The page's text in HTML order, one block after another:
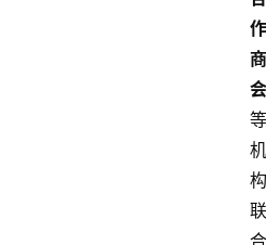
作
商
会
等
机
构
联
合